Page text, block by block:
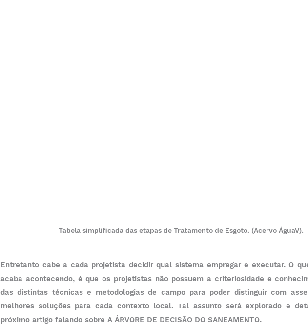
Tabela simplificada das etapas de Tratamento de Esgoto. (Acervo ÁguaV).
Entretanto cabe a cada projetista decidir qual sistema empregar e executar. O
acaba acontecendo, é que os projetistas não possuem a criteriosidade e
das distintas técnicas e metodologias de campo para poder distinguir com
melhores soluções para cada contexto local. Tal assunto será explorado e
próximo artigo falando sobre A ÁRVORE DE DECISÃO DO SANEAMENTO.